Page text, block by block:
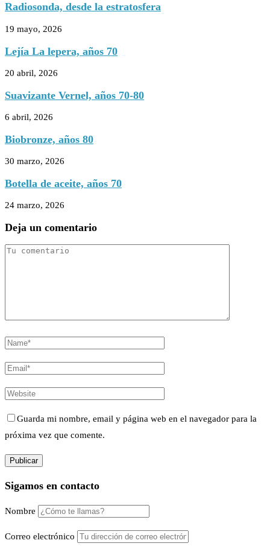
Radiosonda, desde la estratosfera
19 mayo, 2026
Lejía La lepera, años 70
20 abril, 2026
Suavizante Vernel, años 70-80
6 abril, 2026
Biobronze, años 80
30 marzo, 2026
Botella de aceite, años 70
24 marzo, 2026
Deja un comentario
Guarda mi nombre, email y página web en el navegador para la
próxima vez que comente.
Sigamos en contacto
Nombre
Correo electrónico